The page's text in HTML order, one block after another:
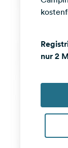
nur 2